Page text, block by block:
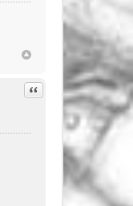
Citation